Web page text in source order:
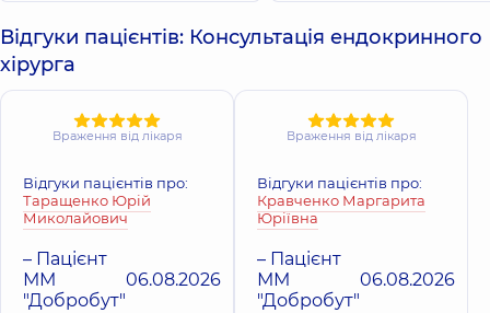
Відгуки пацієнтів: Консультація ендокринного
хірурга
Враження від лікаря
Відгуки пацієнтів про:
Таращенко Юрій
Миколайович
– Пацієнт
ММ
"Добробут"
06.08.2026
Враження від лікаря
Відгуки пацієнтів про:
Кравченко Маргарита
Юріївна
– Пацієнт
ММ
"Добробут"
06.08.2026